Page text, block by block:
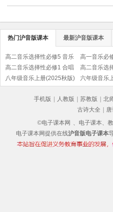
热门沪音版课本 最新沪音版课本
高二音乐选择性必修5 音乐
基础理论
高一音乐必
高二音乐选择性必修1 合唱
高二音乐选
八年级音乐上册(2025秋版)
六年级音乐
手机版 人教版 苏教版 北
古诗大全
©电子课本网 、电子课本、
电子课本网提供在线沪音版电子课本